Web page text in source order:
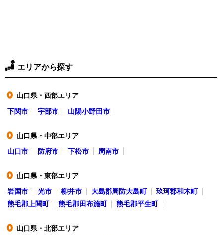
エリアから探す
●
山口県・西部エリア
下関市
宇部市 山陽小野田市
●
山口県・中部エリア
山口市
防府市 下松市 周南市
●
山口県・東部エリア
岩国市
光市 柳井市 大島郡周防大島町
玖珂郡和木町
熊毛郡上関町
熊毛郡田布施町 熊毛郡平生町
●
山口県・北部エリア